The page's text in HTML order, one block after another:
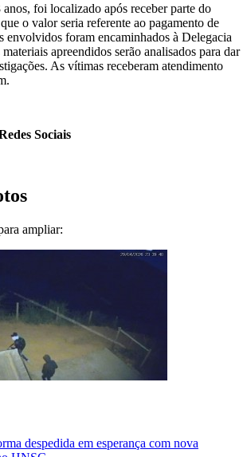
foi localizado após receber parte do
o valor seria referente ao pagamento de
envolvidos foram encaminhados à Delegacia
apreendidos serão analisados para dar
As vítimas receberam atendimento
Sociais
ampliar:
despedida em esperança com nova